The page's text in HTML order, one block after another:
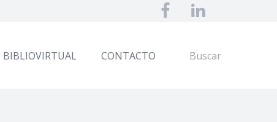
BIBLIOVIRTUAL CONTACTO